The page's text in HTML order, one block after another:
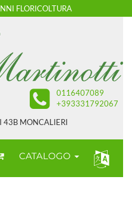
FLORICOLTURA
0116407089
+393331792067
43B MONCALIERI
CATALOGO